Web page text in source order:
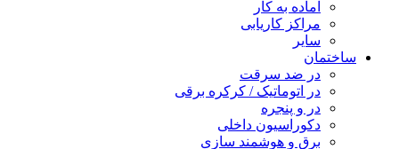
آماده به کار
مراکز کاریابی
سایر
ساختمان
در ضد سرقت
در اتوماتیک / کرکره برقی
در و پنجره
دکوراسیون داخلی
برق و هوشمند سازی